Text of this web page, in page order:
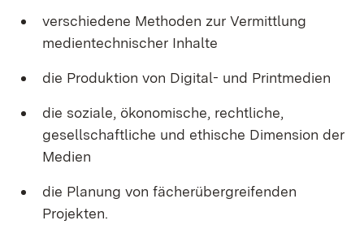
verschiedene Methoden zur Vermittlung
medientechnischer Inhalte
die Produktion von Digital- und Printmedien
die soziale, ökonomische, rechtliche,
gesellschaftliche und ethische Dimension der
Medien
die Planung von fächerübergreifenden
Projekten.